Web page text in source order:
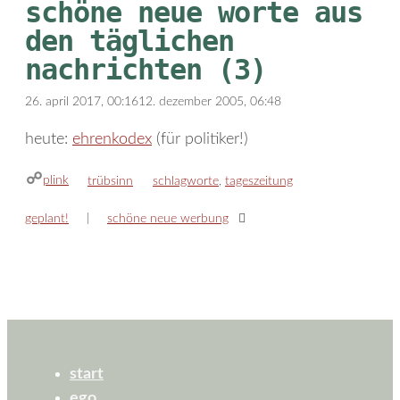
schöne neue worte aus
den täglichen
nachrichten (3)
26. april 2017, 00:1612. dezember 2005, 06:48
heute: ehrenkodex (für politiker!)
plink kategorien
trübsinn schlagwörter
schlagworte tageszeitung
geplant! schöne neue werbung
start